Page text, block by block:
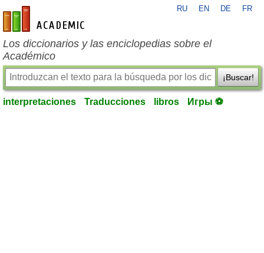
es-academic.com
RU EN DE FR
Los diccionarios y las enciclopedias sobre el
Académico
¡Buscar!
interpretaciones Traducciones libros Игры ⚽